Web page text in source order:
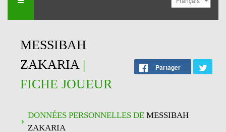
MESSIBAH
ZAKARIA|
FICHE JOUEUR
Partager
DONNÉES PERSONNELLES DE MESSIBAH
ZAKARIA